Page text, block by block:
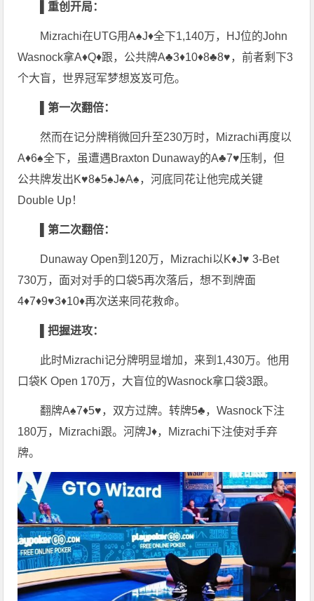
重创开局：
Mizrachi在UTG用A♠J♦全下1,140万，HJ位的John
Wasnock拿A♦Q♦跟，公共牌A♣3♦10♦8♣8♥，前者剩下3
个大盲，世界冠军梦想岌岌可危。
▌第一次翻倍：
然而在记分牌稍微回升至230万时，Mizrachi再度以
A♦6♠全下，虽遭遇Braxton Dunaway的A♣7♥压制，但
公共牌发出K♥8♠5♠J♠A♠，河底同花让他完成关键
Double Up！
▌第二次翻倍：
Dunaway Open到120万，Mizrachi以K♦J♥ 3-Bet
730万，面对对手的口袋5再次落后，想不到牌面
4♦7♦9♥3♦10♦再次送来同花救命。
▌把握进攻：
此时Mizrachi记分牌明显增加，来到1,430万。他用
口袋K Open 170万，大盲位的Wasnock拿口袋3跟。
翻牌A♠7♦5♥，双方过牌。转牌5♣，Wasnock下注
180万，Mizrachi跟。河牌J♦，Mizrachi下注使对手弃
牌。